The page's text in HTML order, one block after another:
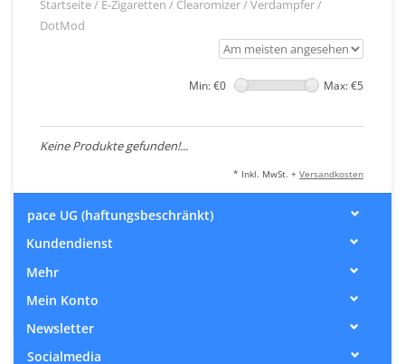
Startseite/ E-Zigaretten / Clearomizer / Verdampfer/
DotMod
Min: €0 Max: €5
Keine Produkte gefunden!...
* Inkl. MwSt. + Versandkosten
pace UG (haftungsbeschränkt)
Kundendienst
Mehr
Mein Konto
Newsletter
Socialmedia